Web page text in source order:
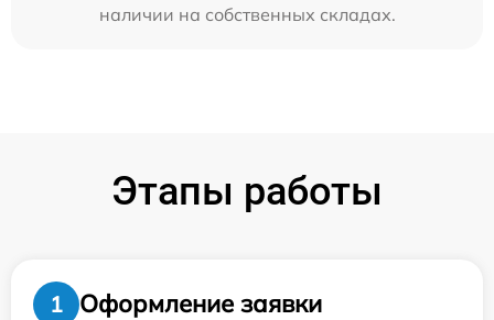
наличии на собственных складах.
Этапы работы
1
Оформление заявки